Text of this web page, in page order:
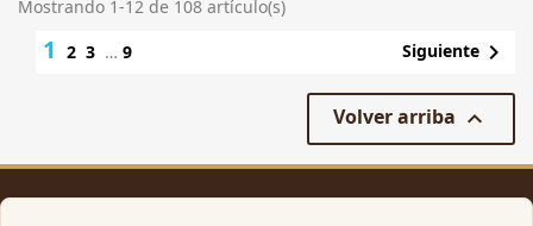
Mostrando 1-12 de 108 artículo(s)
1 2 3 … 9 Siguiente 
Volver arriba 